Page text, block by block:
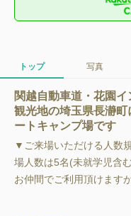
トップ 写真
関越自動車道・花園
観光地の埼玉県長瀞
ートキャンプ場です
▼ご来場いただける人数
場人数は5名(未就学児含
お仲間でご利用頂けます